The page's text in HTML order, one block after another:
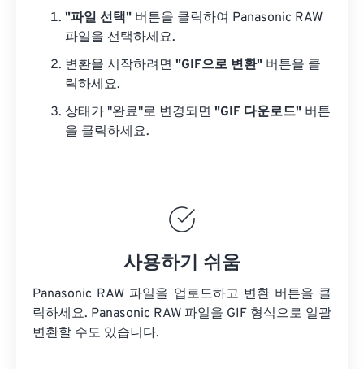
"파일 선택" 버튼을 클릭하여 Panasonic RAW
파일을 선택하세요.
변환을 시작하려면 "GIF으로 변환" 버튼을 클
릭하세요.
상태가 "완료"로 변경되면 "GIF 다운로드" 버튼
을 클릭하세요.
사용하기 쉬움
Panasonic RAW 파일을 업로드하고 변환 버튼을 클
릭하세요. Panasonic RAW 파일을 GIF 형식으로 일괄
변환할 수도 있습니다.